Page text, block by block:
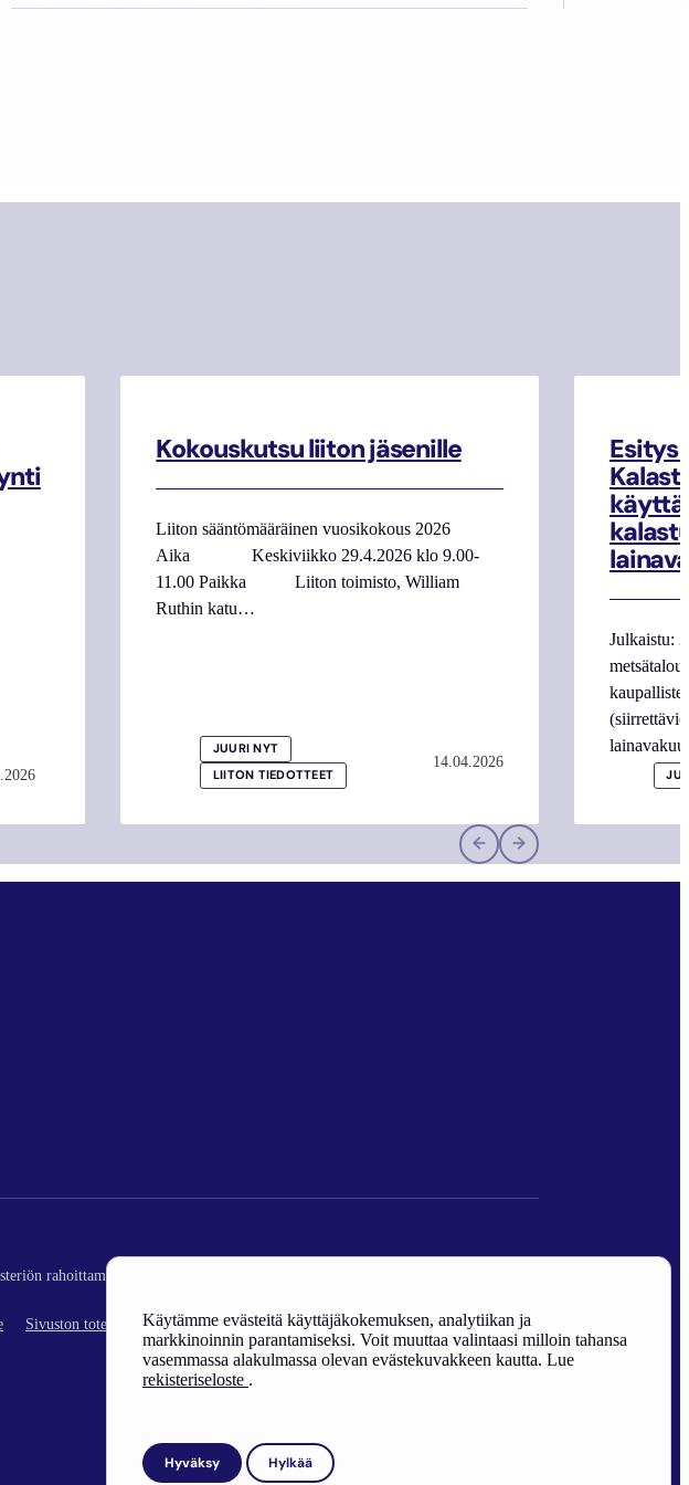
Käytämme evästeitä käyttäjäkokemuksen, analytiikan ja
markkinoinnin parantamiseksi. Voit muuttaa valintaasi milloin tahansa
vasemmassa alakulmassa olevan evästekuvakkeen kautta. Lue
rekisteriseloste .
Hyväksy Hylkää
Kokouskutsu liiton jäsenille
Liiton sääntömääräinen vuosikokous 2026
Aika Keskiviikko 29.4.2026 klo 9.00-
11.00 Paikka Liiton toimisto, William
Ruthin katu…
JUURI NYT
LIITON TIEDOTTEET
14.04.2026
Esitys
Julkaistu:
rahoittamaa (kalatalouden edistäminen).
Sivuston toteutus